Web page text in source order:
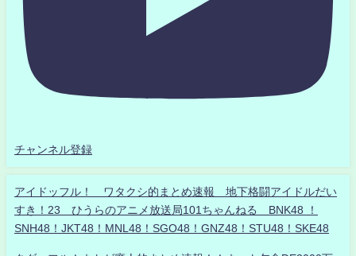
チャンネル登録
アイドッフル！ ワタクシ的まとめ速報 地下格闘アイドルだい
すき！23 ひうらのアニメ放送局101ちゃんねる BNK48 ！
SNH48！JKT48！MNL48！SGO48！GNZ48！STU48！SKE48